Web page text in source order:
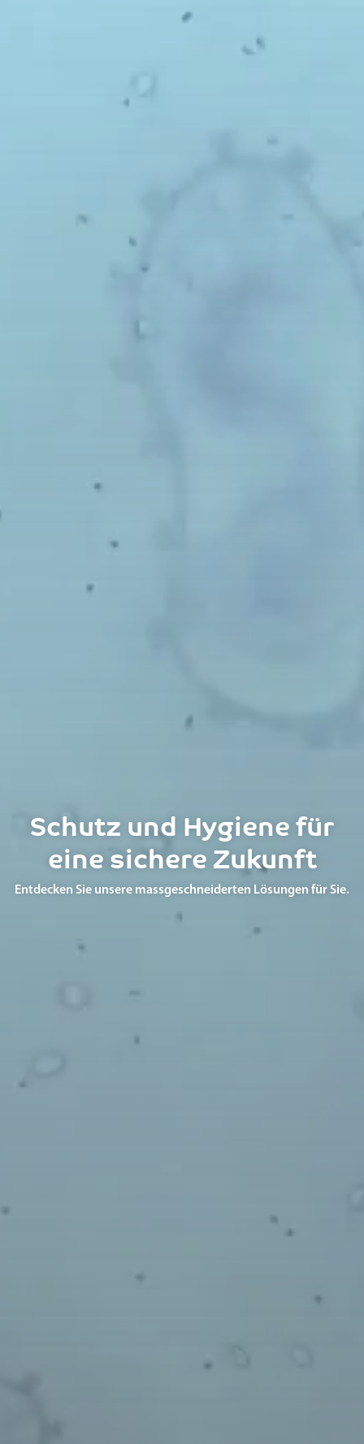
Schutz und Hygiene für
eine sichere Zukunft
Entdecken Sie unsere massgeschneiderten Lösungen für Sie.